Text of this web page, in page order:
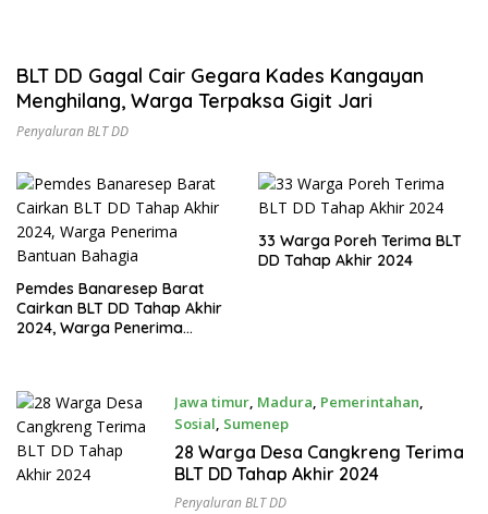
BLT DD Gagal Cair Gegara Kades Kangayan
Menghilang, Warga Terpaksa Gigit Jari
Penyaluran BLT DD
Pemdes Banaresep Barat
Cairkan BLT DD Tahap Akhir
2024, Warga Penerima
33 Warga Poreh Terima BLT
DD Tahap Akhir 2024
Jawa timur, Madura, Pemerintahan,
Sosial, Sumenep
12 November 2024
28 Warga Desa Cangkreng Terima
BLT DD Tahap Akhir 2024
Penyaluran BLT DD